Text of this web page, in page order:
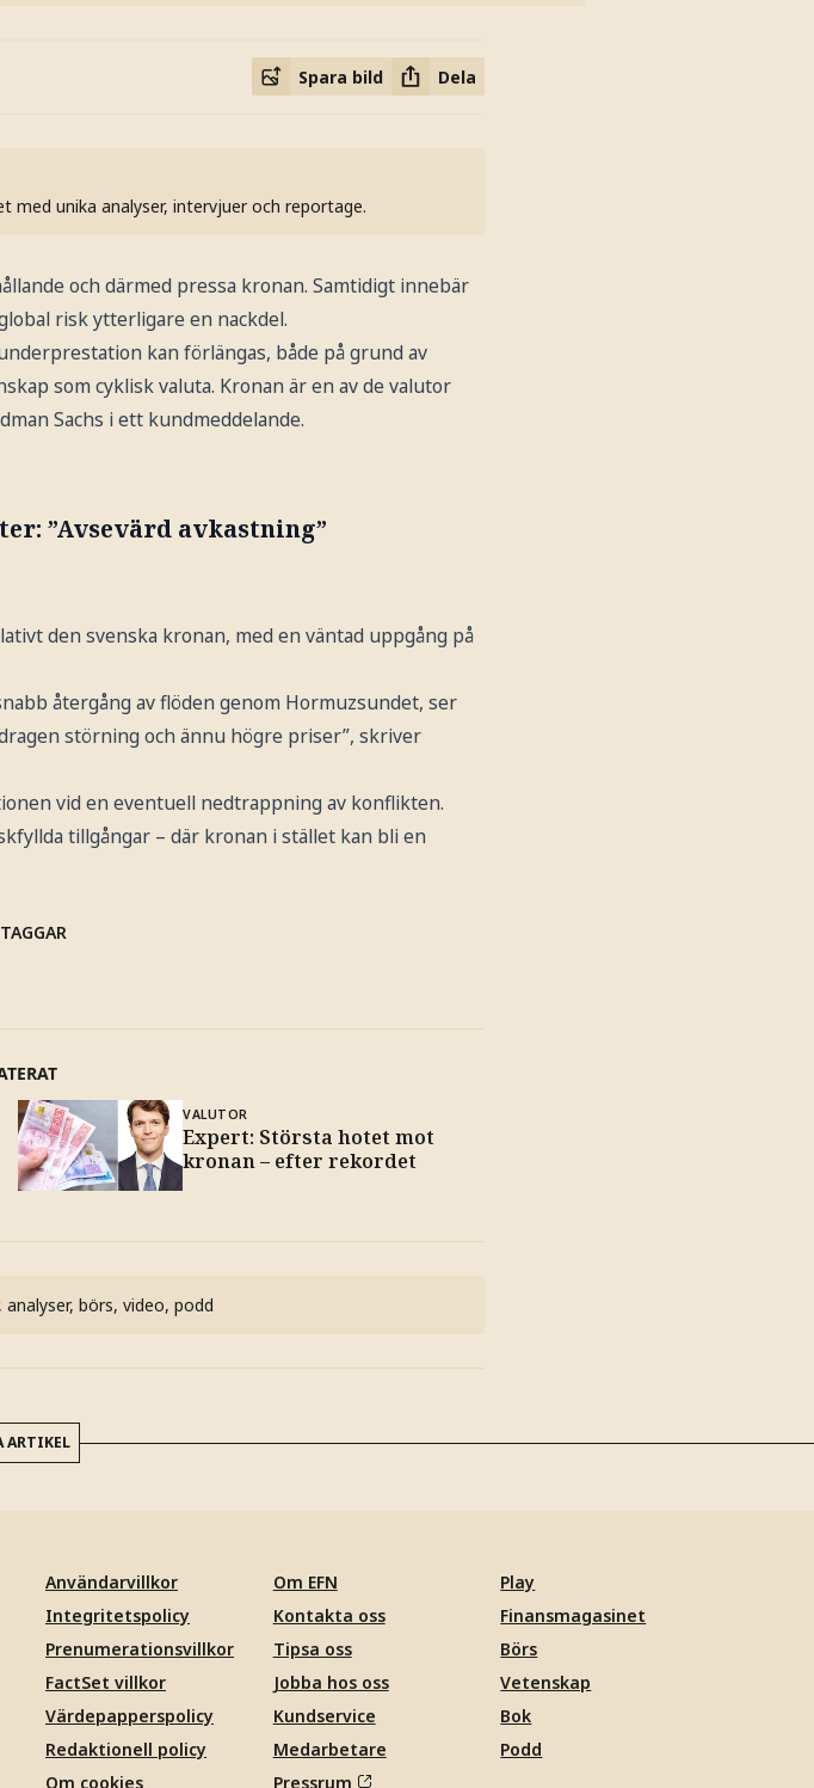
Spara bild Dela
med unika analyser, intervjuer och reportage.
och därmed pressa kronan. Samtidigt innebär
risk ytterligare en nackdel.
kan förlängas, både på grund av
som cyklisk valuta. Kronan är en av de valutor
Sachs i ett kundmeddelande.
”Avsevärd avkastning”
den svenska kronan, med en väntad uppgång på
återgång av flöden genom Hormuzsundet, ser
störning och ännu högre priser”, skriver
vid en eventuell nedtrappning av konflikten.
tillgångar – där kronan i stället kan bli en
VALUTOR
Expert: Största hotet mot
kronan – efter rekordet
analyser, börs, video, podd
ARTIKEL
Användarvillkor
Integritetspolicy
Prenumerationsvillkor
FactSet villkor
Värdepapperspolicy
Redaktionell policy
Om cookies
Om EFN
Kontakta oss
Tipsa oss
Jobba hos oss
Kundservice
Medarbetare
Pressrum
Play
Finansmagasinet
Börs
Vetenskap
Bok
Podd